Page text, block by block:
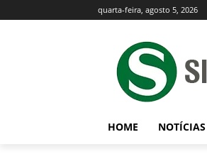
quarta-feira, agosto 5, 2026
HOME NOTÍCIAS